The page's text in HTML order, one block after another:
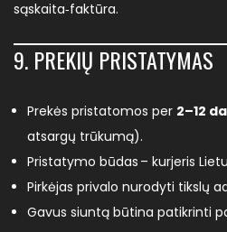
sąskaita‑faktūra.
9. PREKIŲ PRISTATYMAS
Prekės pristatomos per 2–12
atsargų trūkumą).
Pristatymo būdas – kurjeris
Pirkėjas privalo nurodyti tikslų
Gavus siuntą būtina patikrinti